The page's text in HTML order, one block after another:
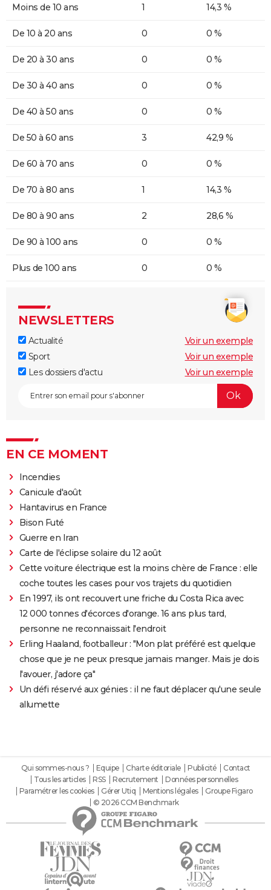
Moins de 10 ans 1 14,3 %
De 10 à 20 ans 0 0 %
De 20 à 30 ans 0 0 %
De 30 à 40 ans 0 0 %
De 40 à 50 ans 0 0 %
De 50 à 60 ans 3 42,9 %
De 60 à 70 ans 0 0 %
De 70 à 80 ans 1 14,3 %
De 80 à 90 ans 2 28,6 %
De 90 à 100 ans 0 0 %
Plus de 100 ans 0 0 %
NEWSLETTERS
Actualité
Voir un exemple
Sport
Voir un exemple
Les dossiers d'actu
Voir un exemple
EN CE MOMENT
Incendies
Canicule d'août
Hantavirus en France
Bison Futé
Guerre en Iran
Carte de l'éclipse solaire du 12 août
Cette voiture électrique est la moins chère de France : elle
coche toutes les cases pour vos trajets du quotidien
En 1997, ils ont recouvert une friche du Costa Rica avec
12 000 tonnes d'écorces d'orange. 16 ans plus tard,
personne ne reconnaissait l'endroit
Erling Haaland, footballeur : "Mon plat préféré est quelque
chose que je ne peux presque jamais manger. Mais je dois
l'avouer, j'adore ça"
Un défi réservé aux génies : il ne faut déplacer qu'une seule
allumette
Qui sommes-nous ? Equipe Charte éditoriale Publicité
Contact
Tous les articles
RSS Recrutement
Données personnelles
Paramétrer les cookies
Gérer Utiq Mentions légales
Groupe Figaro
© 2026 CCM Benchmark